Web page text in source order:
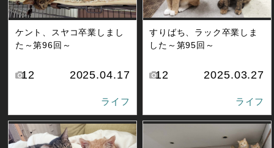
ケント、スヤコ卒業しまし
た～第96回～
12 2025.04.17
ライフ
すりばち、ラック卒業しま
した～第95回～
12 2025.03.27
ライフ